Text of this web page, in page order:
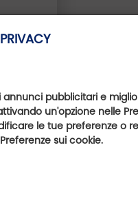
pubblicitari e
un'opzione nelle
le tue preferenze o
sui cookie.
Parlano di noi